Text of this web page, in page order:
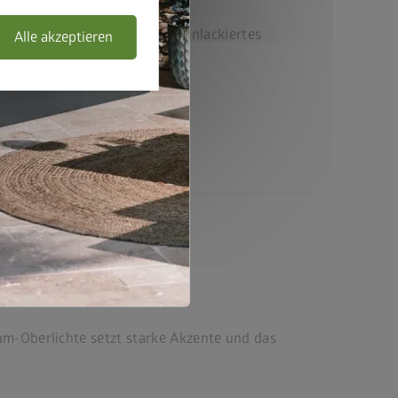
Alle akzeptierenpolyamid-einbrennlackiertes
Scharniere aus Edelstahl
inklusive
Oberlichte setzt starke Akzente und das